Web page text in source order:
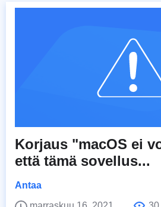
Korjaus "macOS ei
että tämä sovellus...
Antaa